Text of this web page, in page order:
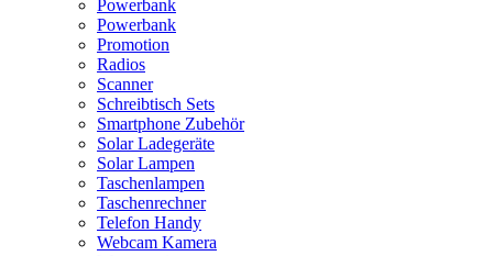
Powerbank
Powerbank
Promotion
Radios
Scanner
Schreibtisch Sets
Smartphone Zubehör
Solar Ladegeräte
Solar Lampen
Taschenlampen
Taschenrechner
Telefon Handy
Webcam Kamera